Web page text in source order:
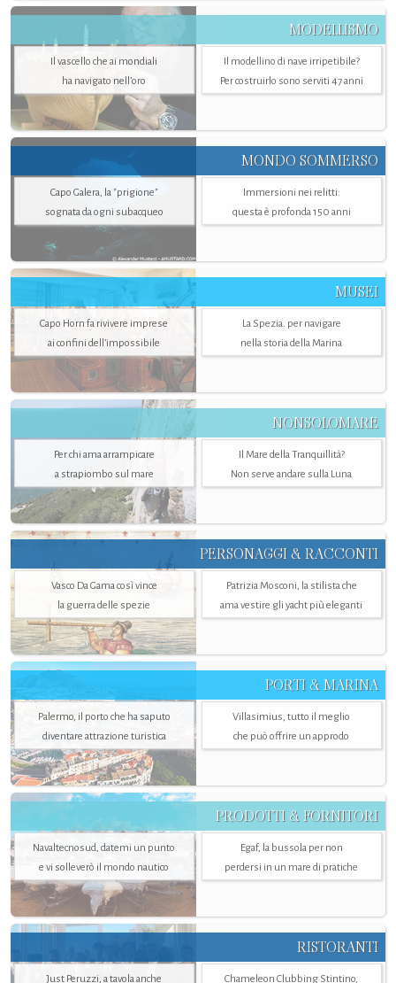
MODELLISMO
Il vascello che ai mondiali
ha navigato nell’oro
Il modellino di nave irripetibile?
Per costruirlo sono serviti 47 anni
MONDO SOMMERSO
Capo Galera, la "prigione"
sognata da ogni subacqueo
Immersioni nei relitti:
questa è profonda 150 anni
MUSEI
Capo Horn fa rivivere imprese
ai confini dell’impossibile
La Spezia. per navigare
nella storia della Marina
NONSOLOMARE
Per chi ama arrampicare
a strapiombo sul mare
Il Mare della Tranquillità?
Non serve andare sulla Luna
PERSONAGGI & RACCONTI
Vasco Da Gama così vince
la guerra delle spezie
Patrizia Mosconi, la stilista che
ama vestire gli yacht più eleganti
PORTI & MARINA
Palermo, il porto che ha saputo
diventare attrazione turistica
Villasimius, tutto il meglio
che può offrire un approdo
PRODOTTI & FORNITORI
Navaltecnosud, datemi un punto
e vi solleverò il mondo nautico
Egaf, la bussola per non
perdersi in un mare di pratiche
RISTORANTI
Just Peruzzi, a tavola anche Chameleon Clubbing Stintino,